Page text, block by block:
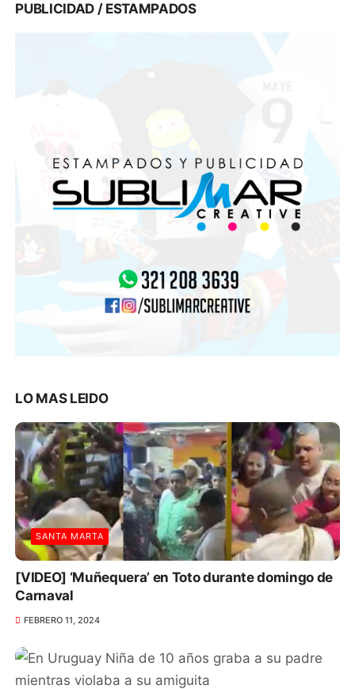
PUBLICIDAD / ESTAMPADOS
LO MAS LEIDO
SANTA MARTA
[VIDEO] ‘Muñequera’ en Toto durante domingo de
Carnaval
FEBRERO 11, 2024